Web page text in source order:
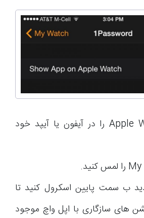
برنامه Apple Watch را در آیفون یا آیپد خود
ب سمت پایین اسکرول کنید تا
های سازگاری با اپل واچ موجود